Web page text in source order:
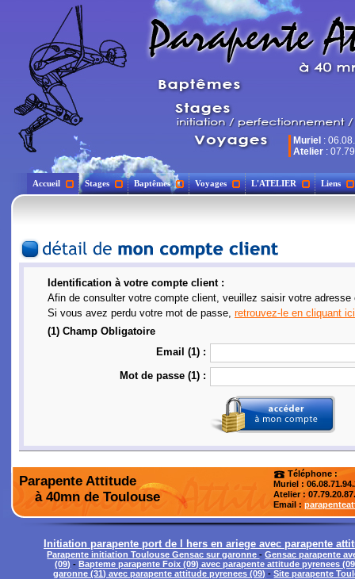
Muriel :
Atelier :
Accueil Stages Baptêmes Voyages L'ATELIER Liens
Identification à votre compte client :
Afin de consulter votre compte client, veuillez saisir votre
Si vous avez perdu votre mot de passe, retrouvez-le en cliquant ici
(1) Champ Obligatoire
Email (1) :
Mot de passe (1) :
Parapente Attitude
à 40mn de Toulouse
Téléphone :
Muriel :
Atelier:
Email :
Initiation parapente port de l hers en ariege avec parapente
Parapente initiation Toulouse Gensac sur garonne-Gensac parapente
(09) -Bapteme parapente Foix (09) avec parapente attitude pyrenees
garonne (31) avec parapente attitude pyrenees (09) -Site parapente